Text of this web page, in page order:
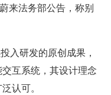
来法务部公告，称别
入研发的原创成果，
互系统，其设计理念
认可。